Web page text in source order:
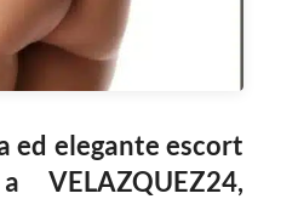
ed elegante escort